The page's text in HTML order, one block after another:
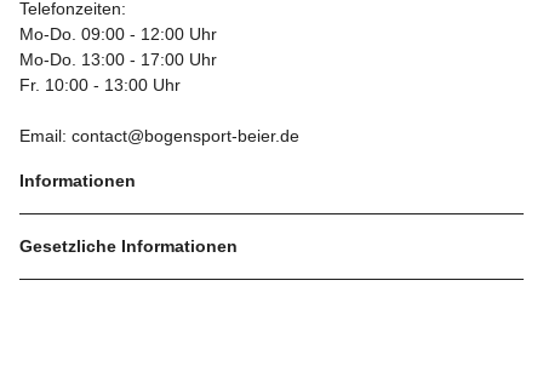
Telefonzeiten:
Mo-Do. 09:00 - 12:00 Uhr
Mo-Do. 13:00 - 17:00 Uhr
Fr. 10:00 - 13:00 Uhr
Email: contact@bogensport-beier.de
Informationen
Gesetzliche Informationen